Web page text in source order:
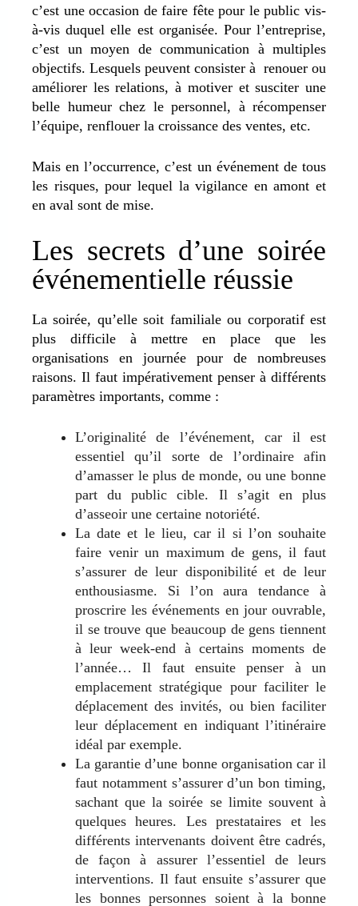
c’est une occasion de faire fête pour le public vis-
à-vis duquel elle est organisée. Pour l’entreprise,
c’est un moyen de communication à multiples
objectifs. Lesquels peuvent consister à renouer ou
améliorer les relations, à motiver et susciter une
belle humeur chez le personnel, à récompenser
l’équipe, renflouer la croissance des ventes, etc.
Mais en l’occurrence, c’est un événement de tous
les risques, pour lequel la vigilance en amont et
en aval sont de mise.
Les secrets d’une soirée
événementielle réussie
La soirée, qu’elle soit familiale ou corporatif est
plus difficile à mettre en place que les
organisations en journée pour de nombreuses
raisons. Il faut impérativement penser à différents
paramètres importants, comme :
L’originalité de l’événement, car il est
essentiel qu’il sorte de l’ordinaire afin
d’amasser le plus de monde, ou une bonne
part du public cible. Il s’agit en plus
d’asseoir une certaine notoriété.
La date et le lieu, car il si l’on souhaite
faire venir un maximum de gens, il faut
s’assurer de leur disponibilité et de leur
enthousiasme. Si l’on aura tendance à
proscrire les événements en jour ouvrable,
il se trouve que beaucoup de gens tiennent
à leur week-end à certains moments de
l’année… Il faut ensuite penser à un
emplacement stratégique pour faciliter le
déplacement des invités, ou bien faciliter
leur déplacement en indiquant l’itinéraire
idéal par exemple.
La garantie d’une bonne organisation car il
faut notamment s’assurer d’un bon timing,
sachant que la soirée se limite souvent à
quelques heures. Les prestataires et les
différents intervenants doivent être cadrés,
de façon à assurer l’essentiel de leurs
interventions. Il faut ensuite s’assurer que
les bonnes personnes soient à la bonne